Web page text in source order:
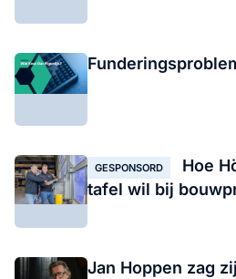
GESPONSORD
Hoe
tafel wil bij
Jan Hoppen zag